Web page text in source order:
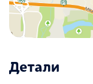
Детали